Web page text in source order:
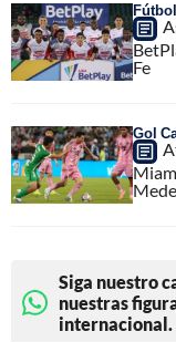
Fe
Gol
Siga nuestro
nuestras
internacional.